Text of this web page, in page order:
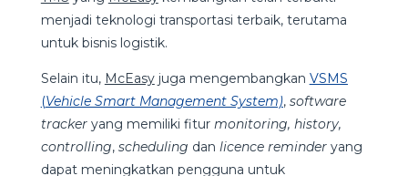
menjadi teknologi transportasi terbaik, terutama
untuk bisnis logistik.
Selain itu, McEasyjuga mengembangkan VSMS
(Vehicle Smart Management System), software
trackeryang memiliki fitur monitoring, history,
controlling, scheduling dan licence reminderyang
dapat meningkatkan pengguna untuk